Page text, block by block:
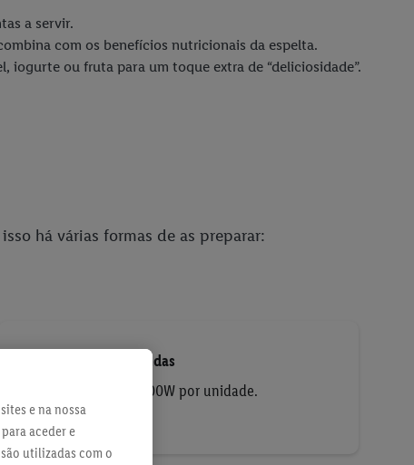
a servir.
com os benefícios nutricionais da espelta.
iogurte ou fruta para um toque extra de “deliciosidade”.
há várias formas de as preparar:
No micro-ondas
1 minuto a 700W por unidade.
e na nossa
aceder e
utilizadas com o